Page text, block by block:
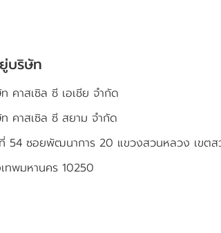
บริษัท
คาสเซิล ซี เอเชีย จำกัด
คาสเซิล ซี สยาม จำกัด
54 ซอยพัฒนาการ 20 แขวงสวนหลวง เขต
ทพมหานคร 10250